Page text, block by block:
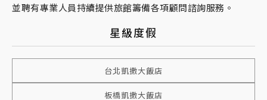
並聘有專業人員持續提供旅館籌備各項顧問諮詢服務。
星級度假
台北凱撒大飯店
板橋凱撒大飯店